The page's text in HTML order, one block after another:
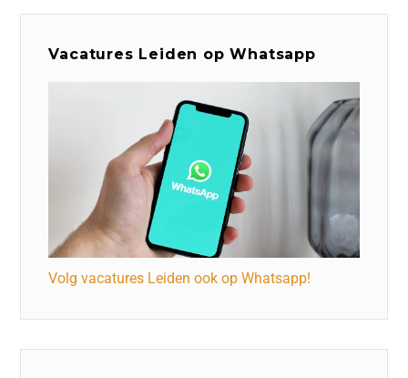
Vacatures Leiden op Whatsapp
Volg vacatures Leiden ook op Whatsapp!